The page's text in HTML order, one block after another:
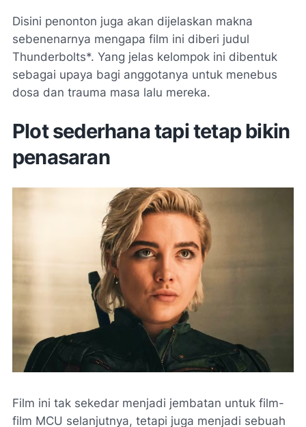
Disini penonton juga akan dijelaskan makna
sebenenarnya mengapa film ini diberi judul
Thunderbolts*. Yang jelas kelompok ini dibentuk
sebagai upaya bagi anggotanya untuk menebus
dosa dan trauma masa lalu mereka.
Plot sederhana tapi tetap bikin
penasaran
Film ini tak sekedar menjadi jembatan untuk film-
film MCU selanjutnya, tetapi juga menjadi sebuah